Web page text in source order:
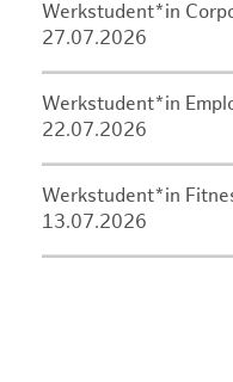
Werkstudent*in
27.07.2026
Werkstudent*in
22.07.2026
Werkstudent*in
13.07.2026